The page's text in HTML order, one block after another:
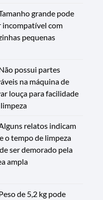
grande pode
incompatível com
pequenas
possui partes
na máquina de
louça para facilidade
relatos indicam
o tempo de limpeza
ser demorado pela
ampla
de 5,2 kg pode